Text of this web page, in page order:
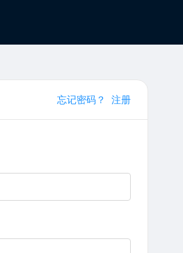
忘记密码？ 注册